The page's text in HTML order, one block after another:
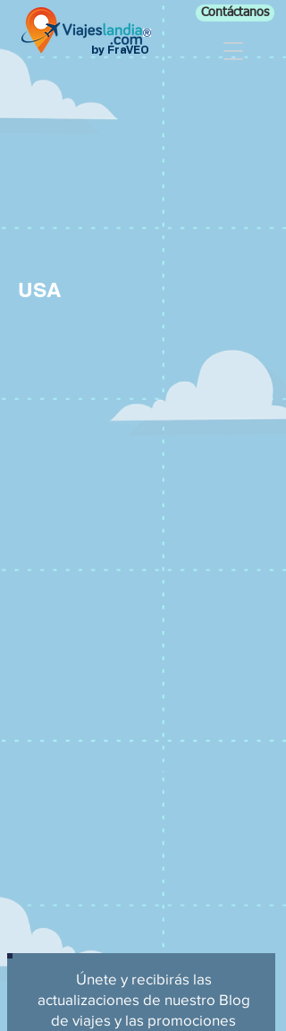
Contáctanos
by FraVEO
USA
Únete y recibirás las
actualizaciones de nuestro Blog
de viajes y las promociones